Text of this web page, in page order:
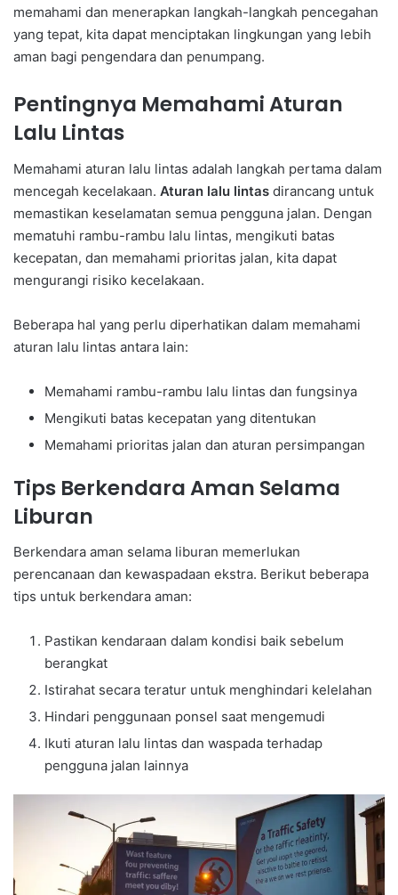
memahami dan menerapkan langkah-langkah pencegahan
yang tepat, kita dapat menciptakan lingkungan yang lebih
aman bagi pengendara dan penumpang.
Pentingnya Memahami Aturan
Lalu Lintas
Memahami aturan lalu lintas adalah langkah pertama dalam
mencegah kecelakaan. Aturan lalu lintas dirancang untuk
memastikan keselamatan semua pengguna jalan. Dengan
mematuhi rambu-rambu lalu lintas, mengikuti batas
kecepatan, dan memahami prioritas jalan, kita dapat
mengurangi risiko kecelakaan.
Beberapa hal yang perlu diperhatikan dalam memahami
aturan lalu lintas antara lain:
Memahami rambu-rambu lalu lintas dan fungsinya
Mengikuti batas kecepatan yang ditentukan
Memahami prioritas jalan dan aturan persimpangan
Tips Berkendara Aman Selama
Liburan
Berkendara aman selama liburan memerlukan
perencanaan dan kewaspadaan ekstra. Berikut beberapa
tips untuk berkendara aman:
Pastikan kendaraan dalam kondisi baik sebelum
berangkat
Istirahat secara teratur untuk menghindari kelelahan
Hindari penggunaan ponsel saat mengemudi
Ikuti aturan lalu lintas dan waspada terhadap
pengguna jalan lainnya